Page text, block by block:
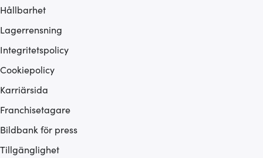
Hållbarhet
Lagerrensning
Integritetspolicy
Cookiepolicy
Karriärsida
Franchisetagare
Bildbank för press
Tillgänglighet